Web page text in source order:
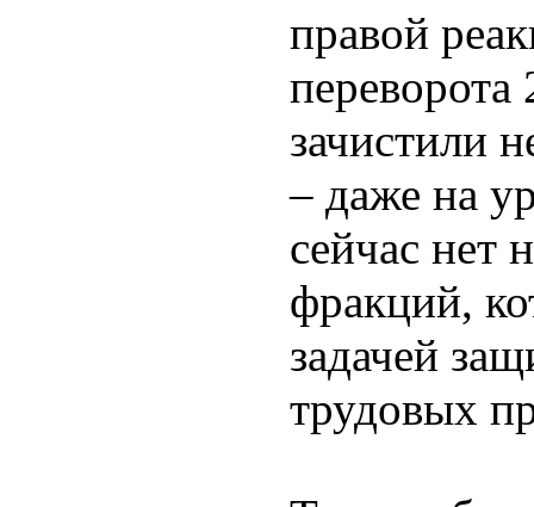
правой
зачистили
– даже на
сейчас нет
фракций,
задачей
трудовых